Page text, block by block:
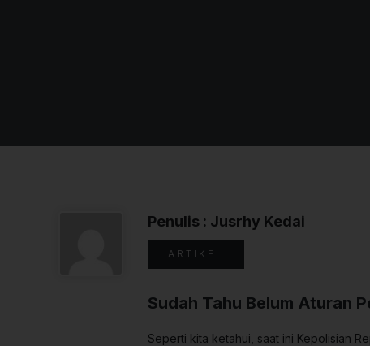
Penulis : Jusrhy Kedai
ARTIKEL
Sudah Tahu Belum Aturan
Seperti kita ketahui saat ini Kepolisian